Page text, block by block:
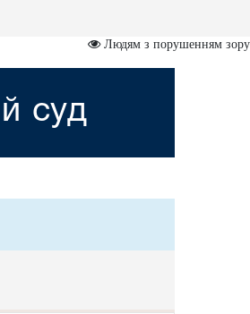
Людям з порушенням зору
суд